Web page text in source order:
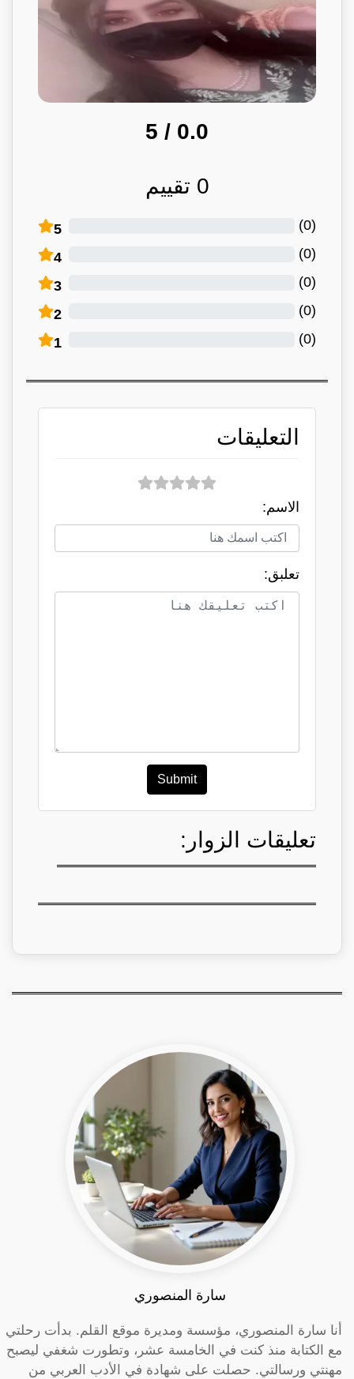
0.0
/ 5
0 تقييم
5 (
0
)
4 (
0
)
3 (
0
)
2 (
0
)
1 (
0
)
التعليقات
الاسم:
تعلبق:
Submit
تعليقات الزوار:
سارة المنصوري
أنا سارة المنصوري، مؤسسة ومديرة موقع القلم. بدأت رحلتي
مع الكتابة منذ كنت في الخامسة عشر، وتطورت شغفي ليصبح
مهنتي ورسالتي. حصلت على شهادة في الأدب العربي من